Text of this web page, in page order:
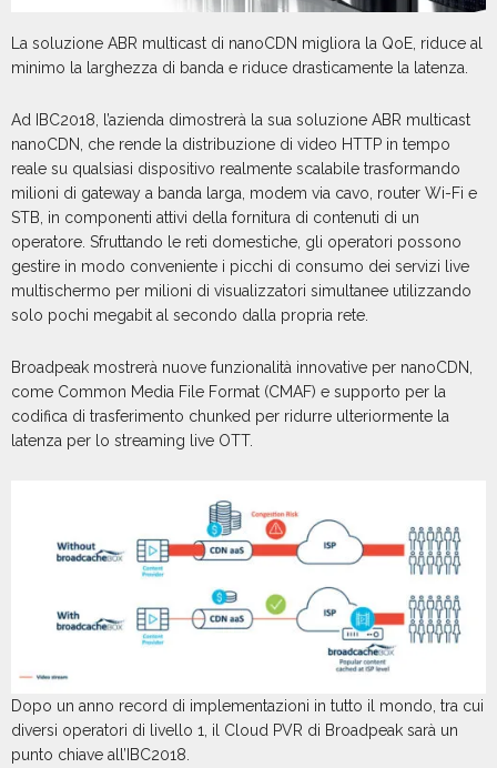
La soluzione ABR multicast di nanoCDN migliora la QoE, riduce al
minimo la larghezza di banda e riduce drasticamente la latenza.
Ad IBC2018, l’azienda dimostrerà la sua soluzione ABR multicast
nanoCDN, che rende la distribuzione di video HTTP in tempo
reale su qualsiasi dispositivo realmente scalabile trasformando
milioni di gateway a banda larga, modem via cavo, router Wi-Fi e
STB, in componenti attivi della fornitura di contenuti di un
operatore. Sfruttando le reti domestiche, gli operatori possono
gestire in modo conveniente i picchi di consumo dei servizi live
multischermo per milioni di visualizzatori simultanee utilizzando
solo pochi megabit al secondo dalla propria rete.
Broadpeak mostrerà nuove funzionalità innovative per nanoCDN,
come Common Media File Format (CMAF) e supporto per la
codifica di trasferimento chunked per ridurre ulteriormente la
latenza per lo streaming live OTT.
Dopo un anno record di implementazioni in tutto il mondo, tra cui
diversi operatori di livello 1, il Cloud PVR di Broadpeak sarà un
punto chiave all’IBC2018.